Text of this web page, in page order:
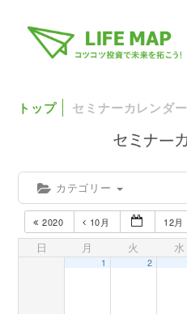
トップ セミナーカレンダー
カテゴリー
2020 10月 12月
日 月 火 水
1 2